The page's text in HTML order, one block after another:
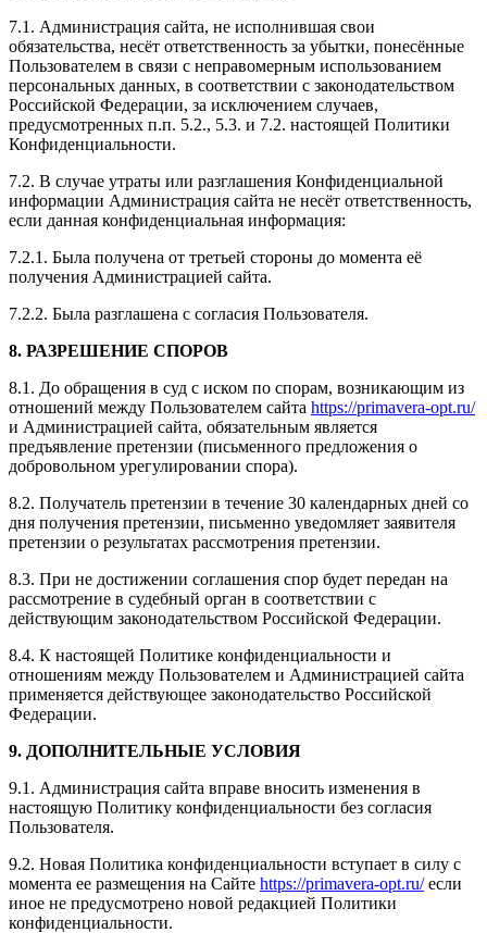
7.1. Администрация сайта, не исполнившая свои
обязательства, несёт ответственность за убытки, понесённые
Пользователем в связи с неправомерным использованием
персональных данных, в соответствии с законодательством
Российской Федерации, за исключением случаев,
предусмотренных п.п. 5.2., 5.3. и 7.2. настоящей Политики
Конфиденциальности.
7.2. В случае утраты или разглашения Конфиденциальной
информации Администрация сайта не несёт ответственность,
если данная конфиденциальная информация:
7.2.1. Была получена от третьей стороны до момента её
получения Администрацией сайта.
7.2.2. Была разглашена с согласия Пользователя.
8. РАЗРЕШЕНИЕ СПОРОВ
8.1. До обращения в суд с иском по спорам, возникающим из
отношений между Пользователем сайта https://primavera-opt.ru/
и Администрацией сайта, обязательным является
предъявление претензии (письменного предложения о
добровольном урегулировании спора).
8.2. Получатель претензии в течение 30 календарных дней со
дня получения претензии, письменно уведомляет заявителя
претензии о результатах рассмотрения претензии.
8.3. При не достижении соглашения спор будет передан на
рассмотрение в судебный орган в соответствии с
действующим законодательством Российской Федерации.
8.4. К настоящей Политике конфиденциальности и
отношениям между Пользователем и Администрацией сайта
применяется действующее законодательство Российской
Федерации.
9. ДОПОЛНИТЕЛЬНЫЕ УСЛОВИЯ
9.1. Администрация сайта вправе вносить изменения в
настоящую Политику конфиденциальности без согласия
Пользователя.
9.2. Новая Политика конфиденциальности вступает в силу с
момента ее размещения на Сайте https://primavera-opt.ru/если
иное не предусмотрено новой редакцией Политики
конфиденциальности.